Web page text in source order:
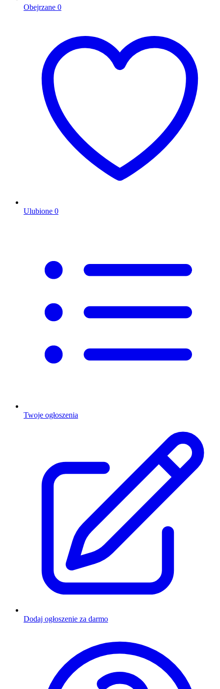
Obejrzane 0
Ulubione 0
Twoje ogłoszenia
Dodaj ogłoszenie za darmo